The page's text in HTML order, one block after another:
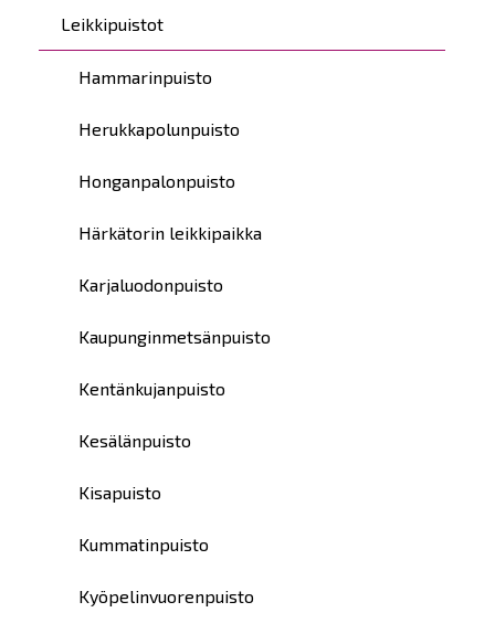
Leikkipuistot
Hammarinpuisto
Herukkapolunpuisto
Honganpalonpuisto
Härkätorin leikkipaikka
Karjaluodonpuisto
Kaupunginmetsänpuisto
Kentänkujanpuisto
Kesälänpuisto
Kisapuisto
Kummatinpuisto
Kyöpelinvuorenpuisto